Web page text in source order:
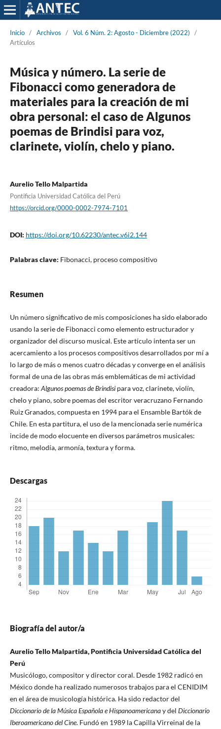
Inicio / Archivos / Vol. 6 Núm. 2: Agosto - Diciembre (2022)
/
Artículos
Música y número. La serie de
Fibonacci como generadora de
materiales para la creación de mi
obra personal: el caso de Algunos
poemas de Brindisi para voz,
clarinete, violín, chelo y piano.
Aurelio Tello Malpartida
Pontificia Universidad Católica del Perú
https://orcid.org/0000-0002-7974-7101
DOI: https://doi.org/10.62230/antec.v6i2.144
Palabras clave: Fibonacci, proceso compositivo
Resumen
Un número significativo de mis composiciones ha sido elaborado
usando la serie de Fibonacci como elemento estructurador y
organizador del discurso musical. Este artículo intenta ser un
acercamiento a los procesos compositivos desarrollados por mí a
lo largo de más o menos cuatro décadas y converge en el análisis
formal de una de las obras más emblemáticas de mi actividad
creadora: Algunos poemas de Brindisipara voz, clarinete, violín,
chelo y piano, sobre poemas del escritor veracruzano Fernando
Ruiz Granados, compuesta en 1994 para el Ensamble Bartók de
Chile. En esta partitura, el uso de la mencionada serie numérica
incide de modo elocuente en diversos parámetros musicales:
ritmo, melodía, armonía, textura y forma.
Descargas
Biografía del autor/a
Aurelio Tello Malpartida, Pontificia Universidad Católica del
Perú
Musicólogo, compositor y director coral. Desde 1982 radicó en
México donde ha realizado numerosos trabajos para el CENIDIM
en el área de musicología histórica. Ha sido redactor del
Diccionario de la Música Española e Hispanoamericanay del Diccionario
Iberoamericano del Cine. Fundó en 1989 la Capilla Virreinal de la